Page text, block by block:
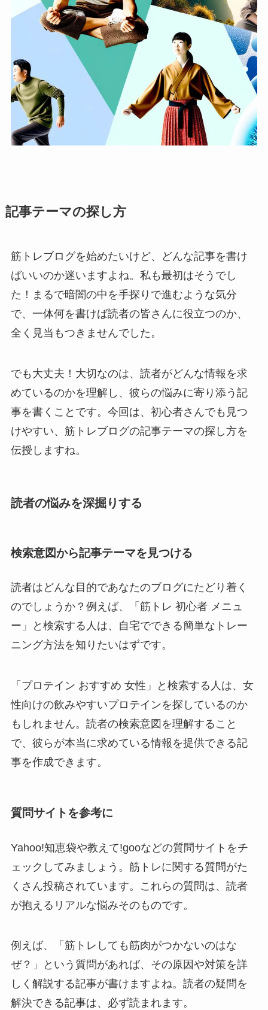
記事テーマの探し方
筋トレブログを始めたいけど、どんな記事を書け
ばいいのか迷いますよね。私も最初はそうでし
た！まるで暗闇の中を手探りで進むような気分
で、一体何を書けば読者の皆さんに役立つのか、
全く見当もつきませんでした。
でも大丈夫！大切なのは、読者がどんな情報を求
めているのかを理解し、彼らの悩みに寄り添う記
事を書くことです。今回は、初心者さんでも見つ
けやすい、筋トレブログの記事テーマの探し方を
伝授しますね。
読者の悩みを深掘りする
検索意図から記事テーマを見つける
読者はどんな目的であなたのブログにたどり着く
のでしょうか？例えば、「筋トレ 初心者 メニュ
ー」と検索する人は、自宅でできる簡単なトレー
ニング方法を知りたいはずです。
「プロテイン おすすめ 女性」と検索する人は、女
性向けの飲みやすいプロテインを探しているのか
もしれません。読者の検索意図を理解すること
で、彼らが本当に求めている情報を提供できる記
事を作成できます。
質問サイトを参考に
Yahoo!知恵袋や教えて!gooなどの質問サイトをチ
ェックしてみましょう。筋トレに関する質問がた
くさん投稿されています。これらの質問は、読者
が抱えるリアルな悩みそのものです。
例えば、「筋トレしても筋肉がつかないのはな
ぜ？」という質問があれば、その原因や対策を詳
しく解説する記事が書けますよね。読者の疑問を
解決できる記事は、必ず読まれます。